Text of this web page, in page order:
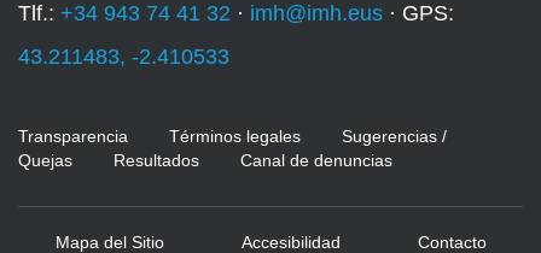
Tlf.: +34 943 74 41 32 · imh@imh.eus · GPS:
43.211483, -2.410533
Transparencia Términos legales
Sugerencias /
Quejas
Resultados Canal de denuncias
Mapa del Sitio Accesibilidad Contacto